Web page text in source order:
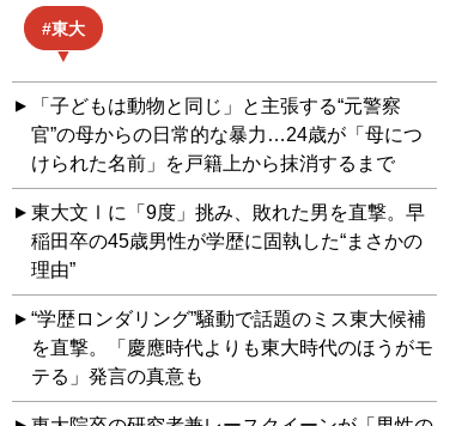
東大
「子どもは動物と同じ」と主張する“元警察
官”の母からの日常的な暴力…24歳が「母につ
けられた名前」を戸籍上から抹消するまで
東大文Ⅰに「9度」挑み、敗れた男を直撃。早
稲田卒の45歳男性が学歴に固執した“まさかの
理由”
“学歴ロンダリング”騒動で話題のミス東大候補
を直撃。「慶應時代よりも東大時代のほうがモ
テる」発言の真意も